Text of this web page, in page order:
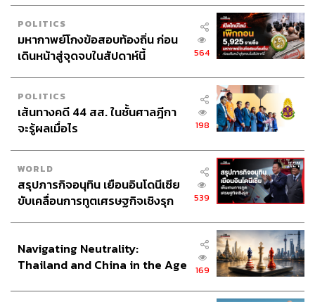
หม่อง ชิต ตู่ เลขาธิการกองกำลังพิทักษ์ชายแดน BGF เรียก
ประชุมหารือและมีมติเอกฉันท์ที่จะปราบปรามขบวนการ
ออนไลน์ผิดกฎหมาย โดยเฉพาะแก๊งคอลเซ็นเตอร์และกลุ่ม
ทุนจีนสีเทาที่ดำเนินธุรกิจผิดกฎหมายในฝั่งเมียนมา (ชเวโก๊ก
โก่และเคเคพาร์ก)
โดย BGF กำหนดเริ่มปฏิบัติการกวาดล้างอย่างเป็นทางการ
ตั้งแต่วันที่ 13 กุมภาพันธ์เป็นต้นไปกำหนดให้แล้วเสร็จในวัน
ที่ 28 กุมภาพันธ์ ซึ่งถือเป็นจุดเปลี่ยนสำคัญที่อาจส่งผลต่อ
เครือข่ายแก๊งคอลเซ็นเตอร์ข้ามชาติที่ใช้พื้นที่ชายแดนเมีย
นมาเป็นฐานปฏิบัติการ
และ DKBA นับเป็นก้าวสำคัญที่แสดงให้เห็นว่า กลุ่มกอง
กำลังติดอาวุธที่เคยถูกมองว่าเป็นพันธมิตรของทุนจีนกำลัง
เปลี่ยนทิศทางเพื่อขจัดเครือข่ายอาชญากรรมออกจากพื้นที่
POLITICS
มหากาพย์โกงข้อสอบท้องถิ่น ก่อน
เดินหน้าสู่จุดจบในสัปดาห์นี้
564
POLITICS
เส้นทางคดี 44 สส. ในชั้นศาลฎีกา
จะรู้ผลเมื่อไร
198
WORLD
สรุปภารกิจอนุทิน เยือนอินโดนีเซีย
ขับเคลื่อนการทูตเศรษฐกิจเชิงรุก
539
Navigating Neutrality:
Thailand and China in the Age
169